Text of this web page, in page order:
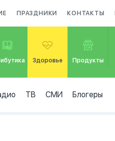
ПРАЗДНИКИ КОНТАКТЫ
Здоровье Продукты
ТВ СМИ Блогеры